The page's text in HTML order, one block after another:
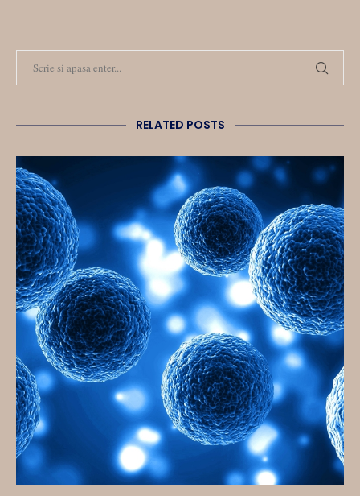
RELATED POSTS